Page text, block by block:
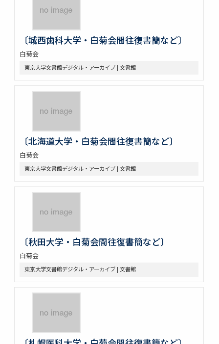
〔城西歯科大学・白菊会間往復書簡など〕
白菊会
東京大学文書館デジタル・アーカイブ | 文書館
〔北海道大学・白菊会間往復書簡など〕
白菊会
東京大学文書館デジタル・アーカイブ | 文書館
〔秋田大学・白菊会間往復書簡など〕
白菊会
東京大学文書館デジタル・アーカイブ | 文書館